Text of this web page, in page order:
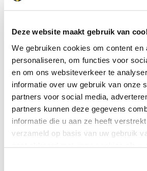
Deze website maakt gebruik van
We gebruiken cookies om content en
personaliseren, om functies voor
en om ons websiteverkeer te
informatie over uw gebruik van onze
partners voor social media,
partners kunnen deze gegevens
informatie die u aan ze heeft
verzameld op basis van uw gebruik
gaat akkoord met onze cookies als u